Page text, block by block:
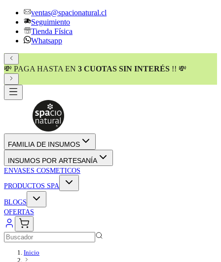
ventas@spacionatural.cl
Seguimiento
Tienda Física
Whatsapp
💸 PAGA HASTA EN 3 CUOTAS SIN INTERÉS !! 💸
FAMILIA DE INSUMOS
INSUMOS POR ARTESANÍA
ENVASES COSMETICOS
PRODUCTOS SPA
BLOGS
OFERTAS
Inicio